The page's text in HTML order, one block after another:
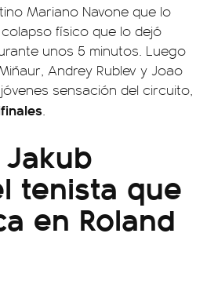
Mariano Navone que lo
físico que lo dejó
unos 5 minutos. Luego
Andrey Rublev y Joao
sensación del circuito,
.
tenista que
en Roland